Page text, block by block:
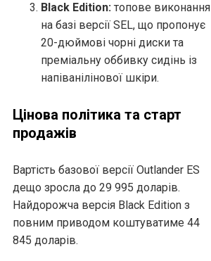
Black Edition: топове виконання
на базі версії SEL, що пропонує
20-дюймові чорні диски та
преміальну оббивку сидінь із
напіванілінової шкіри.
Цінова політика та старт
продажів
Вартість базової версії Outlander ES
дещо зросла до 29 995 доларів.
Найдорожча версія Black Edition з
повним приводом коштуватиме 44
845 доларів.